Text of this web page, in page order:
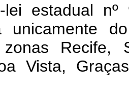
lei estadual
unicamente
Recife,
Vista,